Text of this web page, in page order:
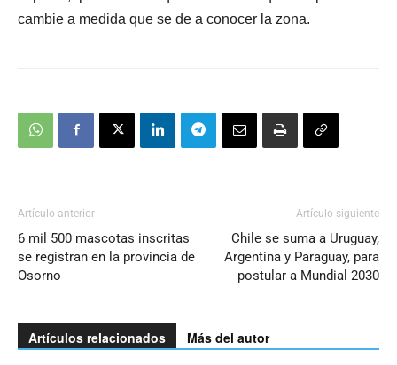
cambie a medida que se de a conocer la zona.
Artículo anterior
6 mil 500 mascotas inscritas
se registran en la provincia de
Osorno
Artículo siguiente
Chile se suma a Uruguay,
Argentina y Paraguay, para
postular a Mundial 2030
Artículos relacionados Más del autor